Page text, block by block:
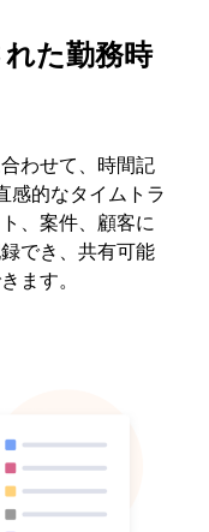
た勤務時
わせて、時間記
感的なタイムトラ
、案件、顧客に
でき、共有可能
ます。